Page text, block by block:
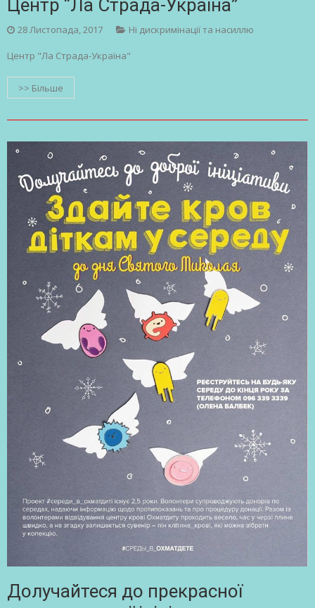
Центр “Ла Страда-Україна”
28 Листопада, 2017 Ні дискримінації та насиллю
Центр "Ла Страда-Україна"
>> Більше
Долучайтеся до прекрасної